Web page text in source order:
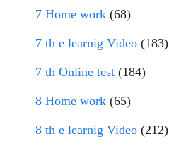
7 Home work (68)
7 th e learnig Video (183)
7 th Online test (184)
8 Home work (65)
8 th e learnig Video (212)